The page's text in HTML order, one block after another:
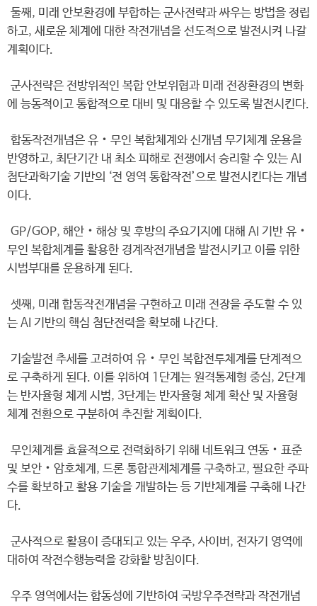
둘째, 미래 안보환경에 부합하는 군사전략과 싸우는 방법을 정립
하고, 새로운 체계에 대한 작전개념을 선도적으로 발전시켜 나갈
계획이다.
군사전략은 전방위적인 복합 안보위협과 미래 전장환경의 변화
에 능동적이고 통합적으로 대비 및 대응할 수 있도록 발전시킨다.
합동작전개념은 유‧무인 복합체계와 신개념 무기체계 운용을
반영하고, 최단기간 내 최소 피해로 전쟁에서 승리할 수 있는 AI
첨단과학기술 기반의 ‘전 영역 통합작전’으로 발전시킨다는 개념
이다.
GP/GOP, 해안‧해상 및 후방의 주요기지에 대해 AI 기반 유‧
무인 복합체계를 활용한 경계작전개념을 발전시키고 이를 위한
시범부대를 운용하게 된다.
셋째, 미래 합동작전개념을 구현하고 미래 전장을 주도할 수 있
는 AI 기반의 핵심 첨단전력을 확보해 나간다.
기술발전 추세를 고려하여 유‧무인 복합전투체계를 단계적으
로 구축하게 된다. 이를 위하여 1단계는 원격통제형 중심, 2단계
는 반자율형 체계 시범, 3단계는 반자율형 체계 확산 및 자율형
체계 전환으로 구분하여 추진할 계획이다.
무인체계를 효율적으로 전력화하기 위해 네트워크 연동‧표준
및 보안‧암호체계, 드론 통합관제체계를 구축하고, 필요한 주파
수를 확보하고 활용 기술을 개발하는 등 기반체계를 구축해 나간
다.
군사적으로 활용이 증대되고 있는 우주, 사이버, 전자기 영역에
대하여 작전수행능력을 강화할 방침이다.
우주 영역에서는 합동성에 기반하여 국방우주전략과 작전개념